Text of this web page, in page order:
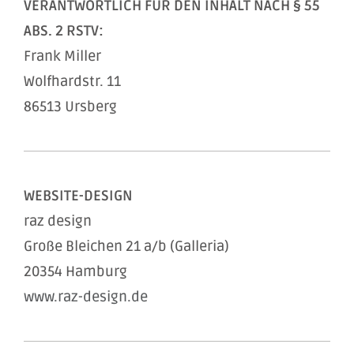
VERANTWORTLICH FÜR DEN INHALT NACH § 55
ABS. 2 RSTV:
Frank Miller
Wolfhardstr. 11
86513 Ursberg
WEBSITE-DESIGN
raz design
Große Bleichen 21 a/b (Galleria)
20354 Hamburg
www.raz-design.de